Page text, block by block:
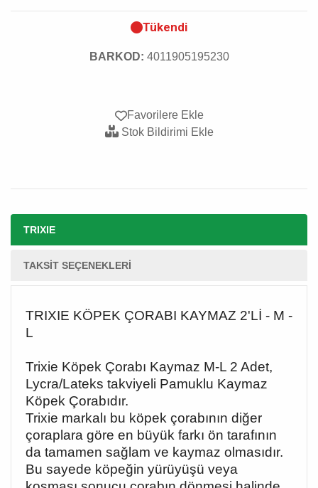
Tükendi
BARKOD: 4011905195230
Favorilere Ekle
Stok Bildirimi Ekle
TRIXIE
TAKSIT SEÇENEKLERI
TRIXIE KÖPEK ÇORABI KAYMAZ 2'Lİ - M -
L
Trixie Köpek Çorabı Kaymaz M-L 2 Adet,
Lycra/Lateks takviyeli Pamuklu Kaymaz
Köpek Çorabıdır.
Trixie markalı bu köpek çorabının diğer
çoraplara göre en büyük farkı ön tarafının
da tamamen sağlam ve kaymaz olmasıdır.
Bu sayede köpeğin yürüyüşü veya